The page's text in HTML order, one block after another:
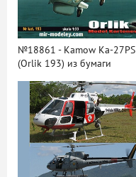
№18861 - Kamow Ka-27PS
(Orlik 193) из бумаги